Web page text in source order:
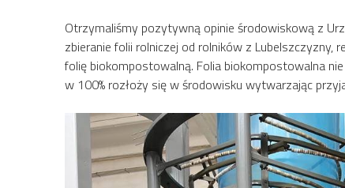
Otrzymaliśmy pozytywną opinie środowiskową z
zbieranie folii rolniczej od rolników z Lubelszczyzny,
folię biokompostowalną. Folia biokompostowalna
w 100% rozłoży się w środowisku wytwarzając